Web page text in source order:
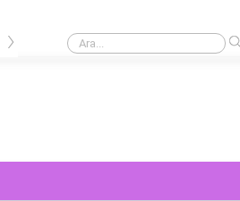
Kaş yaptırmak ne kadar 2024?
›